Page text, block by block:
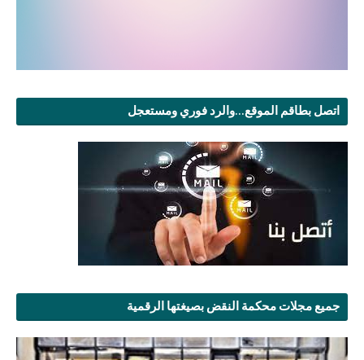
اتصل بطاقم الموقع...والرد فوري ومستعجل
جميع مجلات محكمة النقض بصيغتها الرقمية